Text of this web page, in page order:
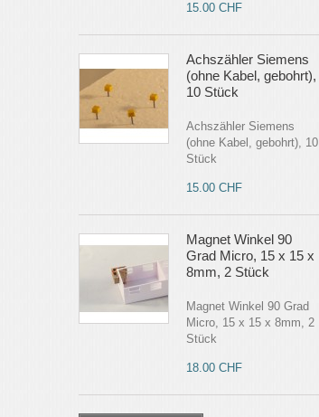
15.00 CHF
Achszähler Siemens
(ohne Kabel, gebohrt),
10 Stück
Achszähler Siemens
(ohne Kabel, gebohrt), 10
Stück
15.00 CHF
Magnet Winkel 90
Grad Micro, 15 x 15 x
8mm, 2 Stück
Magnet Winkel 90 Grad
Micro, 15 x 15 x 8mm, 2
Stück
18.00 CHF